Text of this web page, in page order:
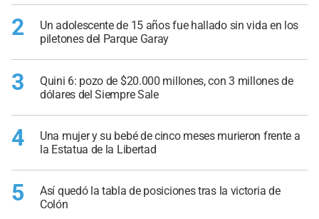
2
Un adolescente de 15 años fue hallado sin vida en los
piletones del Parque Garay
3
Quini 6: pozo de $20.000 millones, con 3 millones de
dólares del Siempre Sale
4
Una mujer y su bebé de cinco meses murieron frente a
la Estatua de la Libertad
5
Así quedó la tabla de posiciones tras la victoria de
Colón